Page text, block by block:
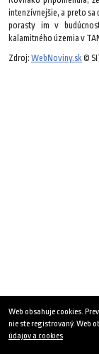
intenzívnejšie, a preto sa
porasty im v
kalamitného územia v
Zdroj: WebNoviny.sk ©
Web obsahuje cookies.
nie ste registrovaný. Web
údajov a cookies